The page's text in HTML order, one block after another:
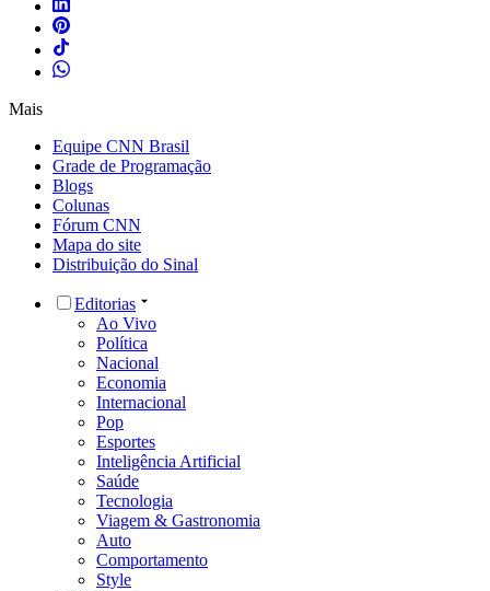
Mais
Equipe CNN Brasil
Grade de Programação
Blogs
Colunas
Fórum CNN
Mapa do site
Distribuição do Sinal
Editorias
Ao Vivo
Política
Nacional
Economia
Internacional
Pop
Esportes
Inteligência Artificial
Saúde
Tecnologia
Viagem & Gastronomia
Auto
Comportamento
Style